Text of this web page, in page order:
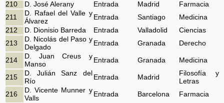
210
D. José Alerany Entrada Madrid
Farmacia
211
D. Rafael del Valle y
Álvarez
Entrada Santiago
Medicina
212
D. Dionisio Barreda Entrada Valladolid
Ciencias
213
D. Nicolás del Paso y
Delgado
Entrada Granada Derecho
214
D. Juan Creus y
Manso
Entrada Granada Medicina
215
D. Julián Sanz del
Río
Entrada Madrid
Filosofía y
Letras
216
D. Vicente Munner y
Valls
Entrada Barcelona Farmacia